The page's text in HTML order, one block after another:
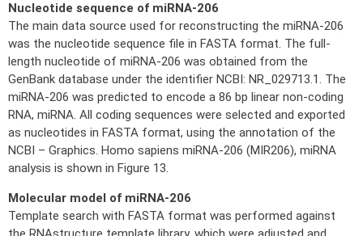
Nucleotide sequence of miRNA-206
The main data source used for reconstructing the miRNA-206
was the nucleotide sequence file in FASTA format. The full-
length nucleotide of miRNA-206 was obtained from the
GenBank database under the identifier NCBI: NR_029713.1. The
miRNA-206 was predicted to encode a 86 bp linear non-coding
RNA, miRNA. All coding sequences were selected and exported
as nucleotides in FASTA format, using the annotation of the
NCBI – Graphics. Homo sapiens miRNA-206 (MIR206), miRNA
analysis is shown in Figure 13.
Molecular model of miRNA-206
Template search with FASTA format was performed against